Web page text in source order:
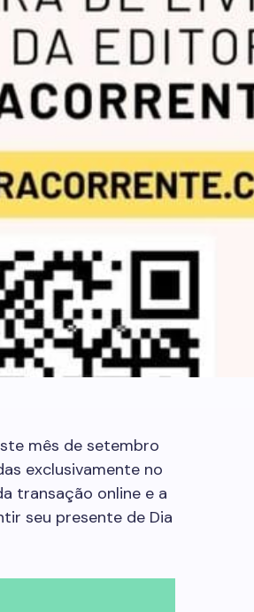
mês de setembro
exclusivamente no
transação online e a
seu presente de Dia